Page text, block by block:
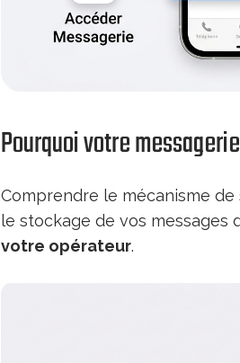
Pourquoi votre
Comprendre le mécanisme de
le stockage de vos messages
votre opérateur.